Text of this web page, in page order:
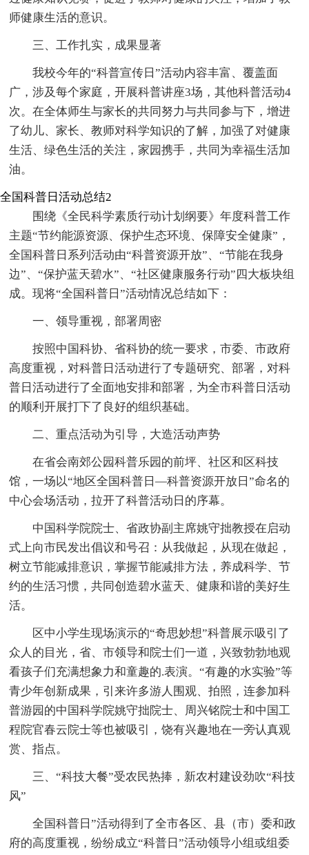
师健康生活的意识。
三、工作扎实，成果显著
我校今年的“科普宣传日”活动内容丰富、覆盖面
广，涉及每个家庭，开展科普讲座3场，其他科普活动4
次。在全体师生与家长的共同努力与共同参与下，增进
了幼儿、家长、教师对科学知识的了解，加强了对健康
生活、绿色生活的关注，家园携手，共同为幸福生活加
油。
全国科普日活动总结2
围绕《全民科学素质行动计划纲要》年度科普工作
主题“节约能源资源、保护生态环境、保障安全健康”，
全国科普日系列活动由“科普资源开放”、“节能在我身
边”、“保护蓝天碧水”、“社区健康服务行动”四大板块组
成。现将“全国科普日”活动情况总结如下：
一、领导重视，部署周密
按照中国科协、省科协的统一要求，市委、市政府
高度重视，对科普日活动进行了专题研究、部署，对科
普日活动进行了全面地安排和部署，为全市科普日活动
的顺利开展打下了良好的组织基础。
二、重点活动为引导，大造活动声势
在省会南郊公园科普乐园的前坪、社区和区科技
馆，一场以“地区全国科普日—科普资源开放日”命名的
中心会场活动，拉开了科普活动日的序幕。
中国科学院院士、省政协副主席姚守拙教授在启动
式上向市民发出倡议和号召：从我做起，从现在做起，
树立节能减排意识，掌握节能减排方法，养成科学、节
约的生活习惯，共同创造碧水蓝天、健康和谐的美好生
活。
区中小学生现场演示的“奇思妙想”科普展示吸引了
众人的目光，省、市领导和院士们一道，兴致勃勃地观
看孩子们充满想象力和童趣的.表演。“有趣的水实验”等
青少年创新成果，引来许多游人围观、拍照，连参加科
普游园的中国科学院姚守拙院士、周兴铭院士和中国工
程院官春云院士等也被吸引，饶有兴趣地在一旁认真观
赏、指点。
三、“科技大餐”受农民热捧，新农村建设劲吹“科技
风”
全国科普日”活动得到了全市各区、县（市）委和政
府的高度重视，纷纷成立“科普日”活动领导小组或组委